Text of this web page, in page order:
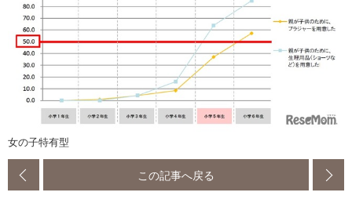
女の子特有型
この記事へ戻る